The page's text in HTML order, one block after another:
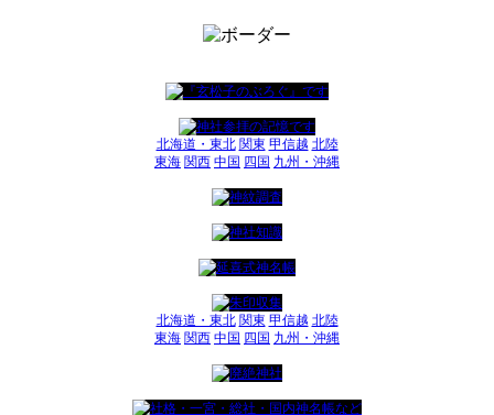
北海道・東北 関東 甲信越 北陸
東海 関西 中国 四国 九州・沖縄
北海道・東北 関東 甲信越 北陸
東海 関西 中国 四国 九州・沖縄